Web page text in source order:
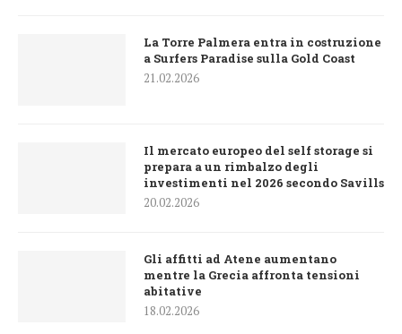
La Torre Palmera entra in costruzione
a Surfers Paradise sulla Gold Coast
21.02.2026
Il mercato europeo del self storage si
prepara a un rimbalzo degli
investimenti nel 2026 secondo Savills
20.02.2026
Gli affitti ad Atene aumentano
mentre la Grecia affronta tensioni
abitative
18.02.2026